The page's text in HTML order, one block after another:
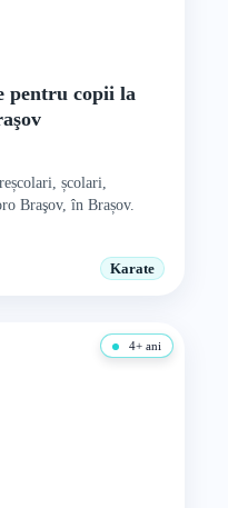
pentru copii la
școlari,
Braşov, în Brașov.
Karate
4+ ani